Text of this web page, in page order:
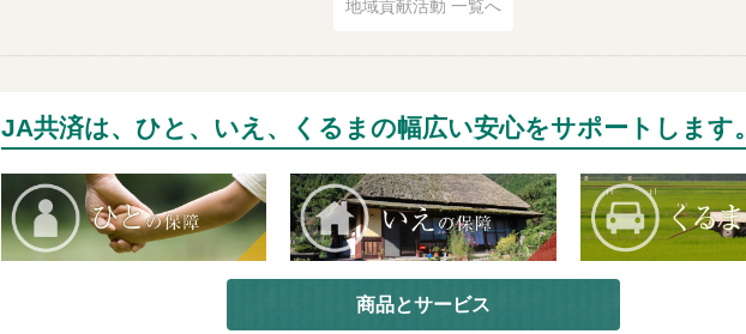
地域貢献活動 一覧へ
JA共済は、ひと、いえ、くるまの幅広い安心をサポートします。
商品とサービス